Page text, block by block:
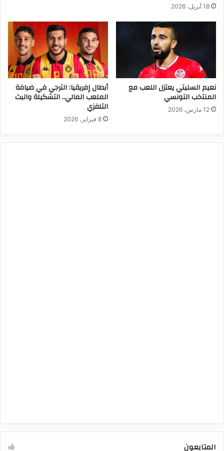
18 أبريل، 2026
نعيم السليتي يعتزل اللعب مع
المنتخب التونسي
12 مارس، 2026
أبطال إفريقيا: الترجي في ضيافة
الملعب المالي.. التشكيلة والبث
التلفزي
8 فبراير، 2026
المتابعون